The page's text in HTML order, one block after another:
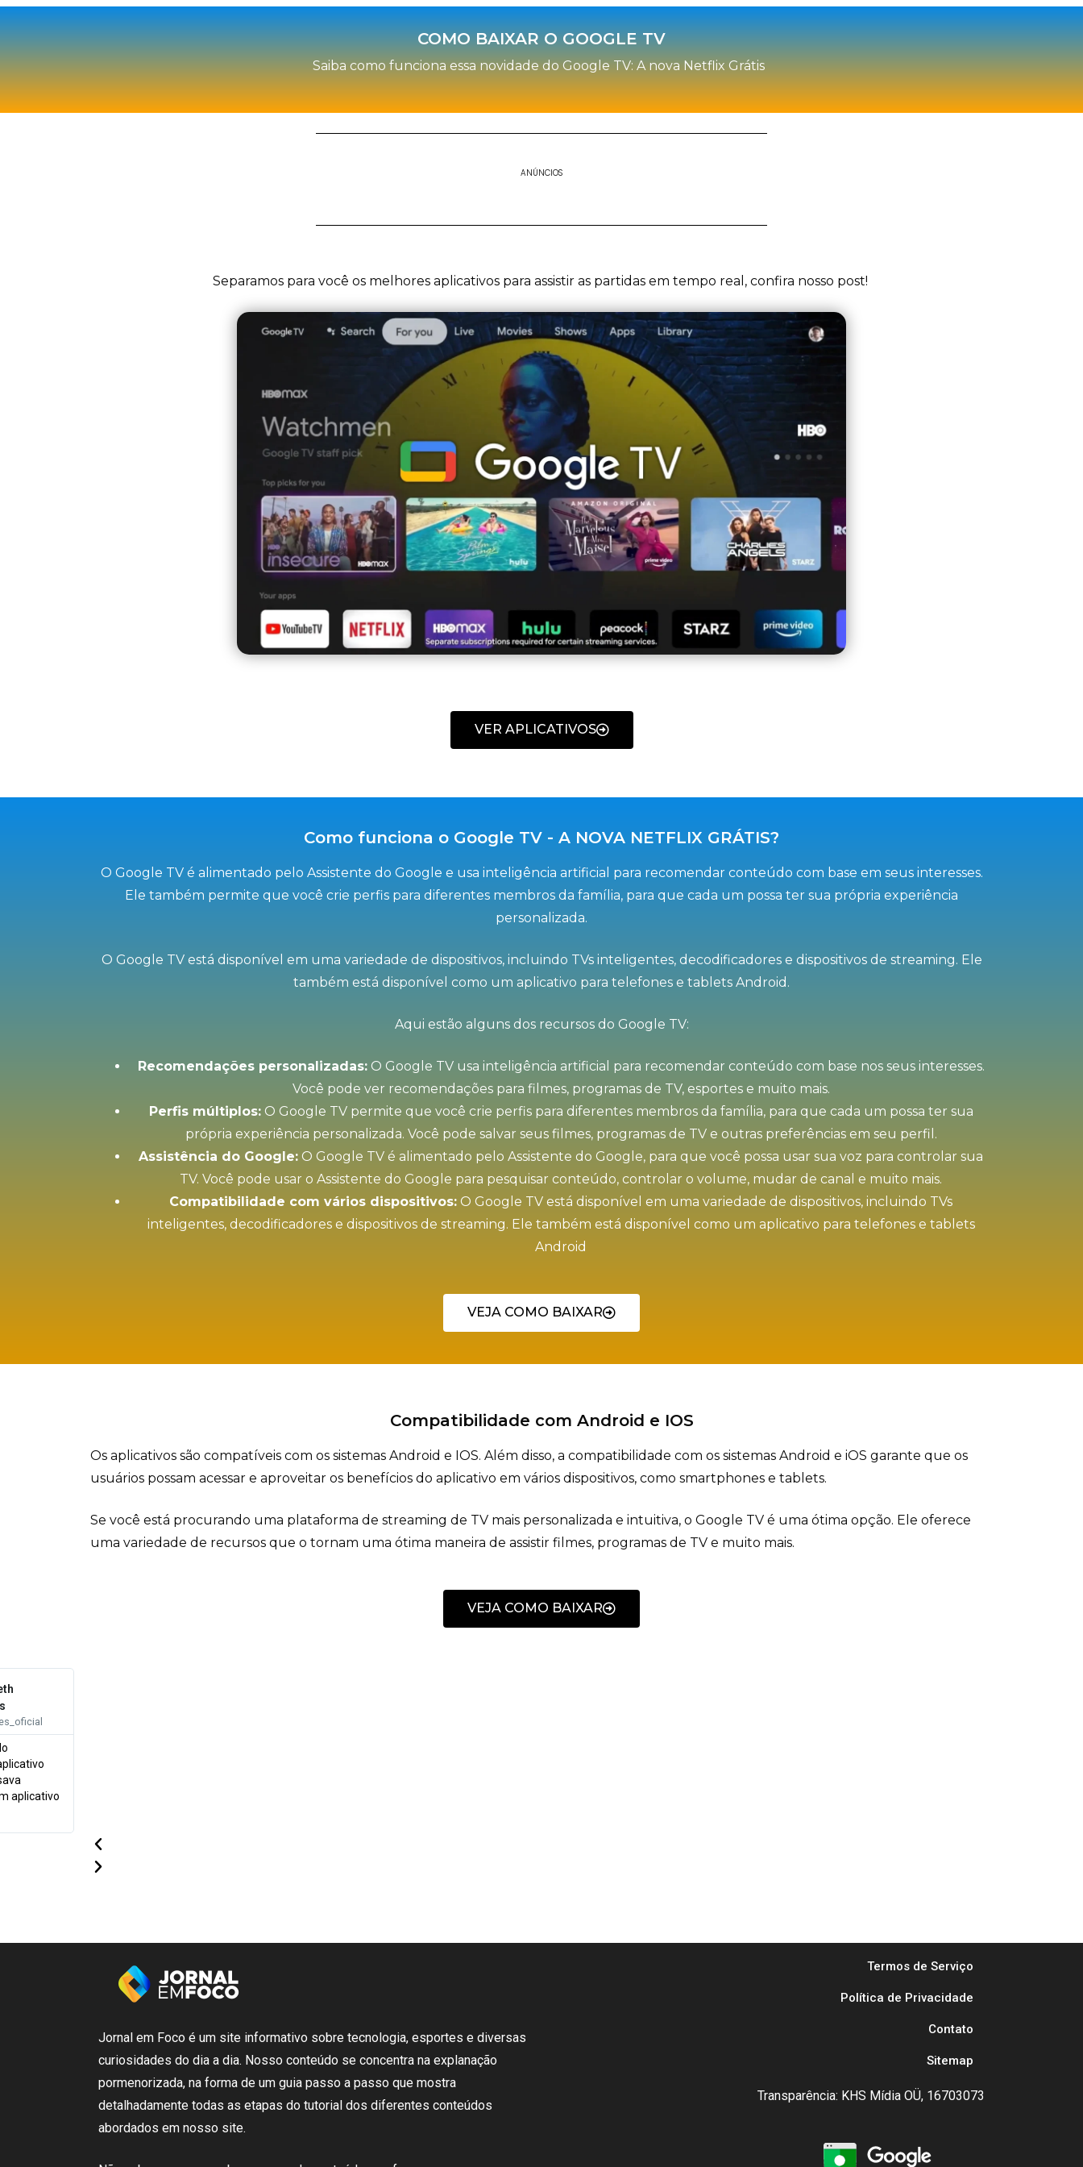
COMO BAIXAR O GOOGLE TV
Saiba como funciona essa novidade do Google TV: A nova Netflix Grátis
ANÚNCIOS
Separamos para você os melhores aplicativos para assistir as partidas em tempo real, confira nosso post!
VER APLICATIVOS
Como funciona o Google TV - A NOVA NETFLIX GRÁTIS?
O Google TV é alimentado pelo Assistente do Google e usa inteligência artificial para recomendar conteúdo com base em seus interesses.
Ele também permite que você crie perfis para diferentes membros da família, para que cada um possa ter sua própria experiência
personalizada.
O Google TV está disponível em uma variedade de dispositivos, incluindo TVs inteligentes, decodificadores e dispositivos de streaming. Ele
também está disponível como um aplicativo para telefones e tablets Android.
Aqui estão alguns dos recursos do Google TV:
Recomendações personalizadas:O Google TV usa inteligência artificial para recomendar conteúdo com base nos seus interesses.
Você pode ver recomendações para filmes, programas de TV, esportes e muito mais.
Perfis múltiplos:O Google TV permite que você crie perfis para diferentes membros da família, para que cada um possa ter sua
própria experiência personalizada. Você pode salvar seus filmes, programas de TV e outras preferências em seu perfil.
Assistência do Google: O Google TV é alimentado pelo Assistente do Google, para que você possa usar sua voz para controlar sua
TV. Você pode usar o Assistente do Google para pesquisar conteúdo, controlar o volume, mudar de canal e muito mais.
Compatibilidade com vários dispositivos: O Google TV está disponível em uma variedade de dispositivos, incluindo TVs
inteligentes, decodificadores e dispositivos de streaming. Ele também está disponível como um aplicativo para telefones e tablets
Android
VEJA COMO BAIXAR
Compatibilidade com Android e IOS
Os aplicativos são compatíveis com os sistemas Android e IOS. Além disso, a compatibilidade com os sistemas Android e iOS garante que os
usuários possam acessar e aproveitar os benefícios do aplicativo em vários dispositivos, como smartphones e tablets.
Se você está procurando uma plataforma de streaming de TV mais personalizada e intuitiva, o Google TV é uma ótima opção. Ele oferece
uma variedade de recursos que o tornam uma ótima maneira de assistir filmes, programas de TV e muito mais.
VEJA COMO BAIXAR
aplicativo
Jornal em Foco é um site informativo sobre tecnologia, esportes e diversas
curiosidades do dia a dia. Nosso conteúdo se concentra na explanação
pormenorizada, na forma de um guia passo a passo que mostra
detalhadamente todas as etapas do tutorial dos diferentes conteúdos
abordados em nosso site.
Termos de Serviço
Política de Privacidade
Contato
Sitemap
Transparência: KHS Mídia OÜ, 16703073